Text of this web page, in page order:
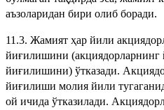
аъзоларидан бири олиб боради.
11.3. Жамият ҳар йили
йиғилишини
йиғилишини) ўтказади.
йиғилиши молия йили
ой ичида ўтказилади.